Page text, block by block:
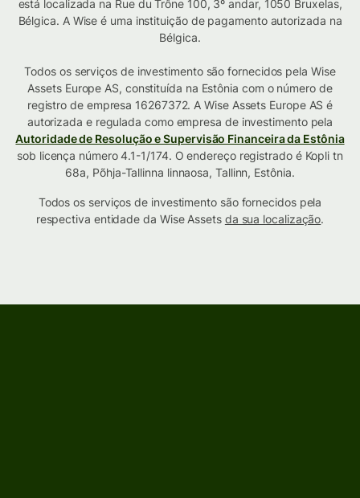
está localizada na Rue du Trône 100, 3º andar, 1050 Bruxelas,
Bélgica. A Wise é uma instituição de pagamento autorizada na
Bélgica.
Todos os serviços de investimento são fornecidos pela Wise
Assets Europe AS, constituída na Estônia com o número de
registro de empresa 16267372. A Wise Assets Europe AS é
autorizada e regulada como empresa de investimento pela
Autoridade de Resolução e Supervisão Financeira da Estônia
sob licença número 4.1-1/174. O endereço registrado é Kopli tn
68a, Põhja-Tallinna linnaosa, Tallinn, Estônia.
Todos os serviços de investimento são fornecidos pela
respectiva entidade da Wise Assets da sua localização.